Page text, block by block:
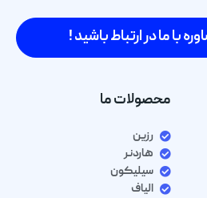
با ما در ارتباط باشید !
محصولات ما
رزین
هاردنر
سیلیکون
الیاف